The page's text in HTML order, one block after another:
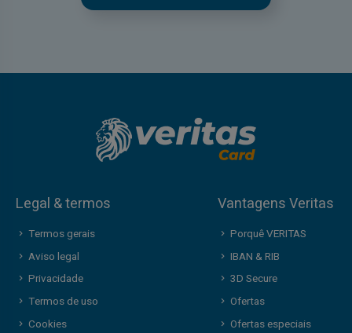
Legal & termos
Termos gerais
Aviso legal
Privacidade
Termos de uso
Cookies
Vantagens Veritas
Porquê VERITAS
IBAN & RIB
3D Secure
Ofertas
Ofertas especiais